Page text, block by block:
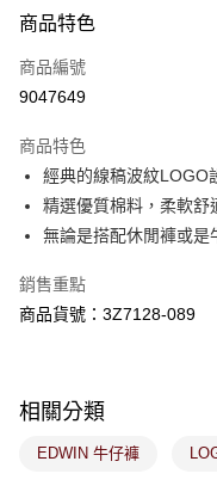
１．於結帳方式選擇「
２．訂單成立數日內，您將收
３．收到繳費通知簡訊後14
購買商品的店家。未經商家
後付繳納相關費用。
※ 交易是否成功請以「
是否繳費成功／繳費後需取
客戶支援中心」https://
【注意事項】
１．透過由恩沛科技股份有
易，需依本服務之必要範圍
３．未成年的使用者請事先
任。
免運費
免運費
付款後萊爾富取貨
免運費
7-11取貨付款
免運費
宅配
免運費
商品特色
商品編號
9047649
商品特色
經典的線稿波紋LOGO
精選優質棉料，柔軟舒
無論是搭配休閒褲或是
銷售重點
商品貨號：3Z7128-089
相關分類
EDWIN 牛仔褲